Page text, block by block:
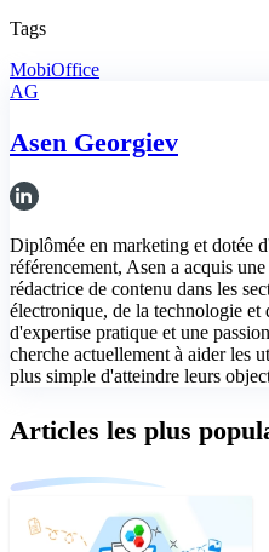
Tags
MobiOffice
AG
Asen Georgiev
Diplômée en marketing et dotée
référencement, Asen a acquis
rédactrice de contenu dans les
électronique, de la technologie et
d'expertise pratique et une
cherche actuellement à aider les
plus simple d'atteindre leurs
Articles les plus